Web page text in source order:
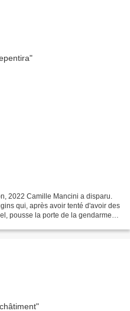
2022 Camille Mancini a disparu.
qui, après avoir tenté d'avoir des
pousse la porte de la gendarmerie